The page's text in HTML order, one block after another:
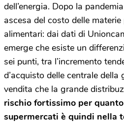
dell’energia. Dopo la
ascesa del costo delle
alimentari: dai dati di
emerge che esiste un
sei punti, tra l’incremento
d’acquisto delle centrale della
vendita che la grande
rischio fortissimo per
supermercati è quindi nella